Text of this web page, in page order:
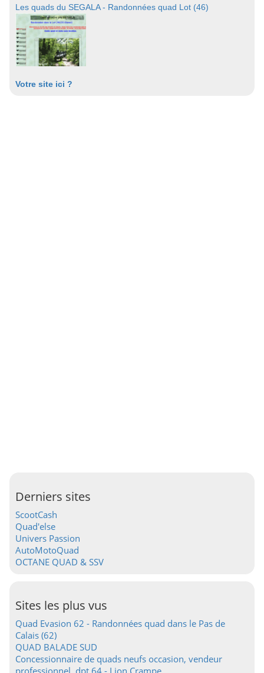
Les quads du SEGALA - Randonnées quad Lot (46)
Votre site ici ?
Derniers sites
ScootCash
Quad'else
Univers Passion
AutoMotoQuad
OCTANE QUAD & SSV
Sites les plus vus
Quad Evasion 62 - Randonnées quad dans le Pas de
Calais (62)
QUAD BALADE SUD
Concessionnaire de quads neufs occasion, vendeur
professionnel, dpt 64 - Lion Crampe